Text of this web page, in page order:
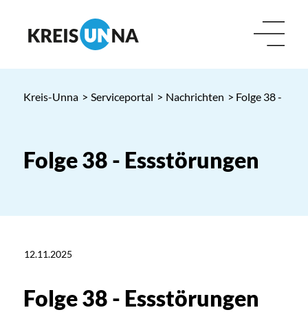
Kreis-Unna > Serviceportal > Nachrichten > Folge 38 -
Folge 38 - Essstörungen
12.11.2025
Folge 38 - Essstörungen